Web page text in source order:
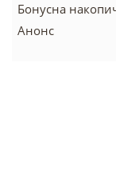
Бонусна
Анонс